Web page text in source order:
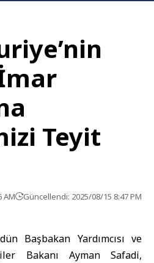
Teyit
AM Güncellendi: 2025/08/15 8:47 PM
Başbakan Yardımcısı ve
Bakanı Ayman Safadi,